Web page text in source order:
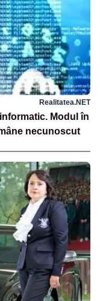
Realitatea.NET
Modul în
necunoscut